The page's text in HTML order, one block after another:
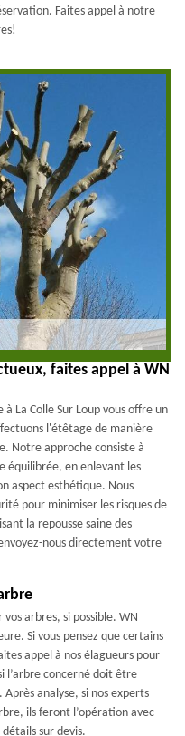
Faites appel à notre
faites appel à WN
La Colle Sur Loup vous offre un
l'étêtage de manière
Notre approche consiste à
équilibrée, en enlevant les
aspect esthétique. Nous
pour minimiser les risques de
la repousse saine des
nous directement votre
arbres, si possible. WN
Si vous pensez que certains
appel à nos élagueurs pour
l’arbre concerné doit être
analyse, si nos experts
ils feront l’opération avec
sur devis.